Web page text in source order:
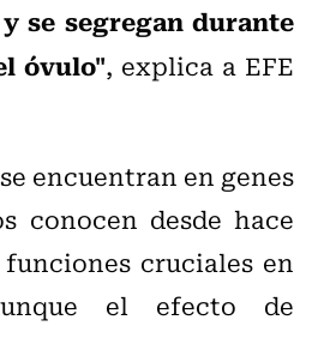
se segregan durante
óvulo", explica a EFE
encuentran en genes
conocen desde hace
cruciales en
el efecto de